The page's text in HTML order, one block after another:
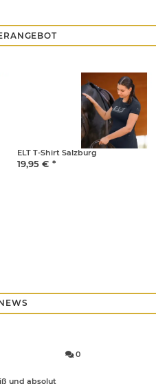
ELT T-Shirt Salzburg
19,95 € *
0
und absolut